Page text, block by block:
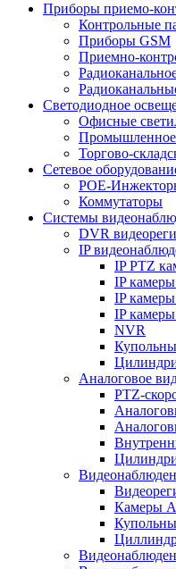
Приборы приемо-
Контрольные
Приборы GSM
Приемно-
Светодиодное
Офисные
Промышленное
Торгово-
Сетевое
POE-
Коммутаторы
Системы
DVR
IP
IP PTZ
IP
IP
IP
NVR
Аналоговое
PTZ-
Камеры